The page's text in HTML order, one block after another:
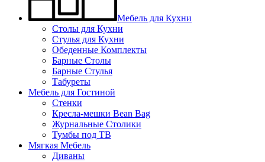
Мебель для Кухни
Столы для Кухни
Стулья для Кухни
Обеденные Комплекты
Барные Столы
Барные Стулья
Табуреты
Мебель для Гостиной
Стенки
Кресла-мешки Bean Bag
Журнальные Столики
Тумбы под ТВ
Мягкая Мебель
Диваны